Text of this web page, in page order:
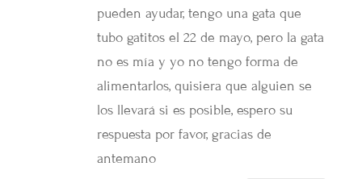
pueden ayudar, tengo una gata que
tubo gatitos el 22 de mayo, pero la gata
no es mía y yo no tengo forma de
alimentarlos, quisiera que alguien se
los llevará si es posible, espero su
respuesta por favor, gracias de
antemano